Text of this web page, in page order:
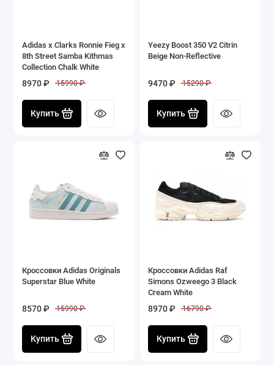
Adidas x Clarks Ronnie Fieg x
8th Street Samba Kithmas
Collection Chalk White
8970 ₽ 15990 ₽
Купить
Yeezy Boost 350 V2 Citrin
Beige Non-Reflective
9470 ₽ 15290 ₽
Купить
Кроссовки Adidas Originals
Superstar Blue White
8570 ₽ 15990 ₽
Купить
Кроссовки Adidas Raf
Simons Ozweego 3 Black
Cream White
8970 ₽ 16790 ₽
Купить